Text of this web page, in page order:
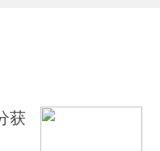
安全人员死亡
周后辞职
地震 震源深度90公里
获